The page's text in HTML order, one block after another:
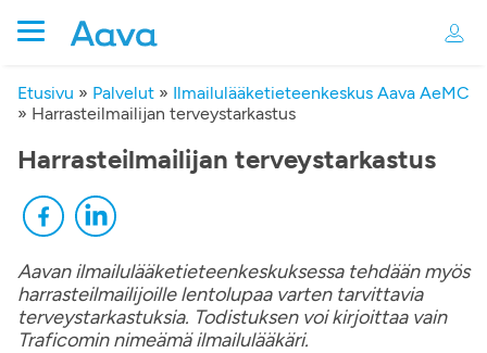
Etusivu » Palvelut » Ilmailulääketieteenkeskus Aava AeMC
» Harrasteilmailijan terveystarkastus
Harrasteilmailijan terveystarkastus
Aavan ilmailulääketieteenkeskuksessa tehdään myös
harrasteilmailijoille lentolupaa varten tarvittavia
terveystarkastuksia. Todistuksen voi kirjoittaa vain
Traficomin nimeämä ilmailulääkäri.